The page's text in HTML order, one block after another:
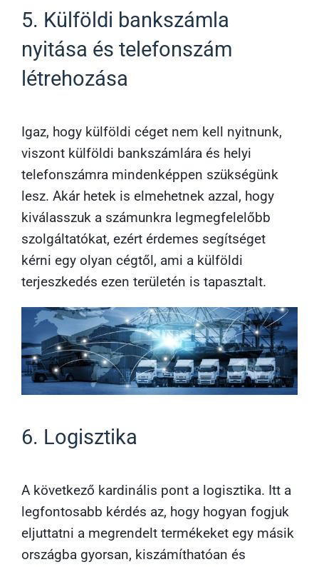
5. Külföldi bankszámla
nyitása és telefonszám
létrehozása
Igaz, hogy külföldi céget nem kell nyitnunk,
viszont külföldi bankszámlára és helyi
telefonszámra mindenképpen szükségünk
lesz. Akár hetek is elmehetnek azzal, hogy
kiválasszuk a számunkra legmegfelelőbb
szolgáltatókat, ezért érdemes segítséget
kérni egy olyan cégtől, ami a külföldi
terjeszkedés ezen területén is tapasztalt.
6. Logisztika
A következő kardinális pont a logisztika. Itt a
legfontosabb kérdés az, hogy hogyan fogjuk
eljuttatni a megrendelt termékeket egy másik
országba gyorsan, kiszámíthatóan és